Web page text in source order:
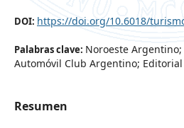
DOI: https://doi.org/10.6018/
Palabras clave: Noroeste
Automóvil Club Argentino; Editorial
Resumen